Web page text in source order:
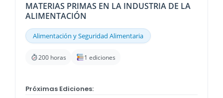
MATERIAS PRIMAS EN LA INDUSTRIA DE LA
ALIMENTACIÓN
Alimentación y Seguridad Alimentaria
200 horas 1 ediciones
Próximas Ediciones: